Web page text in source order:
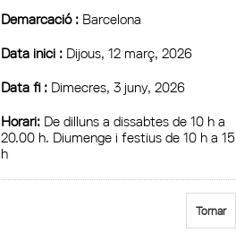
Demarcació : Barcelona
Data inici : Dijous, 12 març, 2026
Data fi : Dimecres, 3 juny, 2026
Horari: De dilluns a dissabtes de 10 h a
20.00 h. Diumenge i festius de 10 h a 15
h
Tornar